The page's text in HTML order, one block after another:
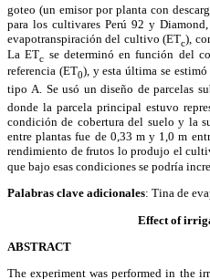
goteo (un emisor por planta con
para los cultivares Perú 92 y
evapotranspiración del cultivo (ETc),
La ETc se determinó en función del
referencia (ET0), y esta última se
tipo A. Se usó un diseño de parcelas
donde la parcela principal estuvo
condición de cobertura del suelo y la
entre plantas fue de 0,33 m y 1,0 m
rendimiento de frutos lo produjo el
que bajo esas condiciones se podría
Palabras clave adicionales: Tina de
Effect of
ABSTRACT
The experiment was performed in the